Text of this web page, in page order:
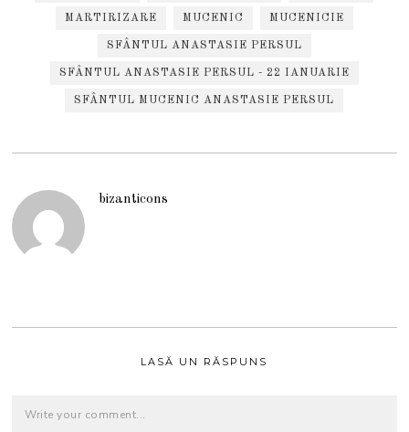
MARTIRIZARE MUCENIC MUCENICIE
SFÂNTUL ANASTASIE PERSUL
SFÂNTUL ANASTASIE PERSUL - 22 IANUARIE
SFÂNTUL MUCENIC ANASTASIE PERSUL
bizanticons
LASĂ UN RĂSPUNS